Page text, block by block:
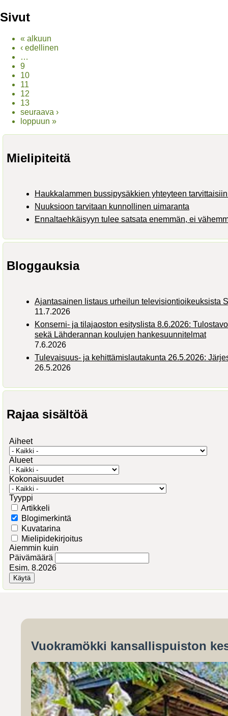
Sivut
« alkuun
‹ edellinen
…
9
10
11
12
13
seuraava ›
loppuun »
Mielipiteitä
Haukkalammen bussipysäkkien yhteyteen
Nuuksioon tarvitaan kunnollinen uimaranta
Ennaltaehkäisyyn tulee satsata enemmän, ei
Bloggauksia
Ajantasainen listaus urheilun televisiontioikeuksista
11.7.2026
Konserni- ja tilajaoston esityslista 8.6.2026:
sekä Lähderannan koulujen hankesuunnitelmat
7.6.2026
Tulevaisuus- ja kehittämislautakunta 26.5.2026:
26.5.2026
Rajaa sisältöä
Aiheet
Alueet
Kokonaisuudet
Tyyppi
Artikkeli
Blogimerkintä
Kuvatarina
Mielipidekirjoitus
Aiemmin kuin
Päivämäärä
Esim. 8.2026
Vuokramökki kansallispuiston